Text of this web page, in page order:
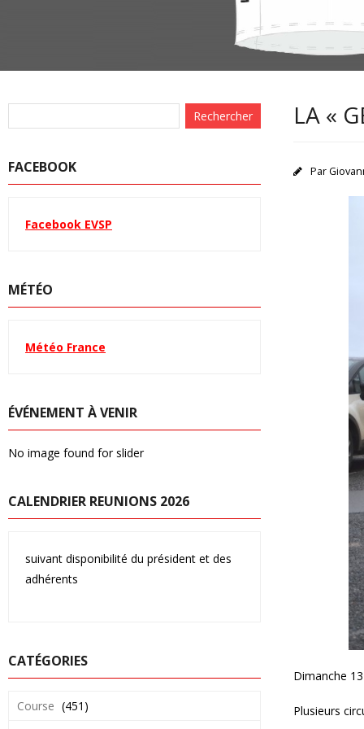
LA «
Par
Dimanche
Plusieurs
FACEBOOK
Facebook EVSP
MÉTÉO
Météo France
ÉVÉNEMENT À VENIR
No image found for slider
CALENDRIER REUNIONS 2026
suivant disponibilité du président et des
adhérents
CATÉGORIES
Course (451)